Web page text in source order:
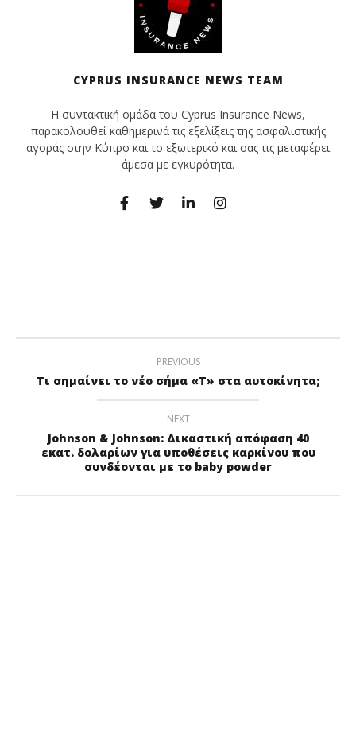
CYPRUS INSURANCE NEWS TEAM
Η συντακτική ομάδα του Cyprus Insurance News,
παρακολουθεί καθημερινά τις εξελίξεις της ασφαλιστικής
αγοράς στην Κύπρο και το εξωτερικό και σας τις μεταφέρει
άμεσα με εγκυρότητα.
PREVIOUS
Τι σημαίνει το νέο σήμα «T» στα αυτοκίνητα;
NEXT
Johnson & Johnson: Δικαστική απόφαση 40
εκατ. δολαρίων για υποθέσεις καρκίνου που
συνδέονται με το baby powder